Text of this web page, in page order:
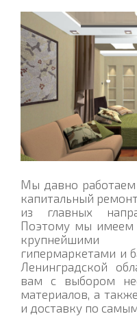
Мы давно
капитальный
из главных
Поэтому мы имеем
гипермаркетами и
Ленинградской
вам с выбором
материалов, а
и доставку по